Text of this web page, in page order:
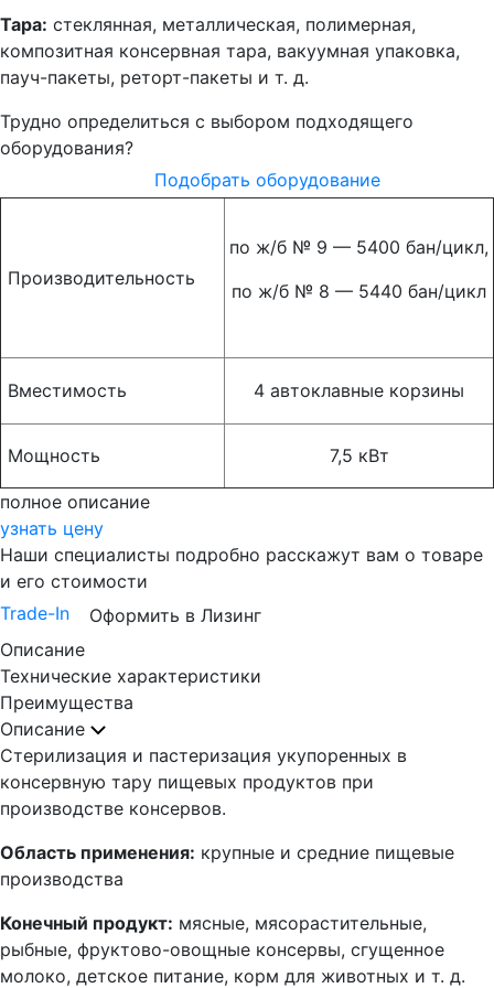
Тара: стеклянная, металлическая, полимерная,
композитная консервная тара, вакуумная упаковка,
пауч-пакеты, реторт-пакеты и т. д.
Трудно определиться с выбором подходящего
оборудования?
Подобрать оборудование
Производительность
по ж/б № 9 — 5400 бан/цикл,
по ж/б № 8 — 5440 бан/цикл
Вместимость 4 автоклавные корзины
Мощность 7,5 кВт
полное описание
узнать цену
Наши специалисты подробно расскажут вам о товаре
и его стоимости
Trade-In
Оформить в Лизинг
Описание
Технические характеристики
Преимущества
Описание
Стерилизация и пастеризация укупоренных в
консервную тару пищевых продуктов при
производстве консервов.
Область применения: крупные и средние пищевые
производства
Конечный продукт: мясные, мясорастительные,
рыбные, фруктово-овощные консервы, сгущенное
молоко, детское питание, корм для животных и т. д.